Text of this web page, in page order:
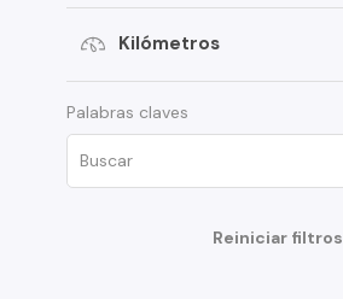
March
Murano
Note
ALTIMA
Kilómetros
Palabras claves
Reiniciar filtros